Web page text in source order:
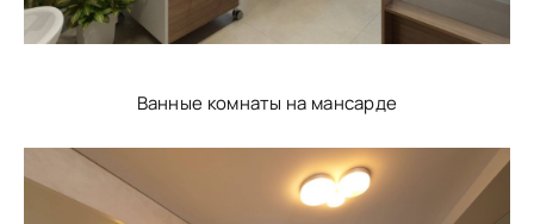
Ванные комнаты на мансарде